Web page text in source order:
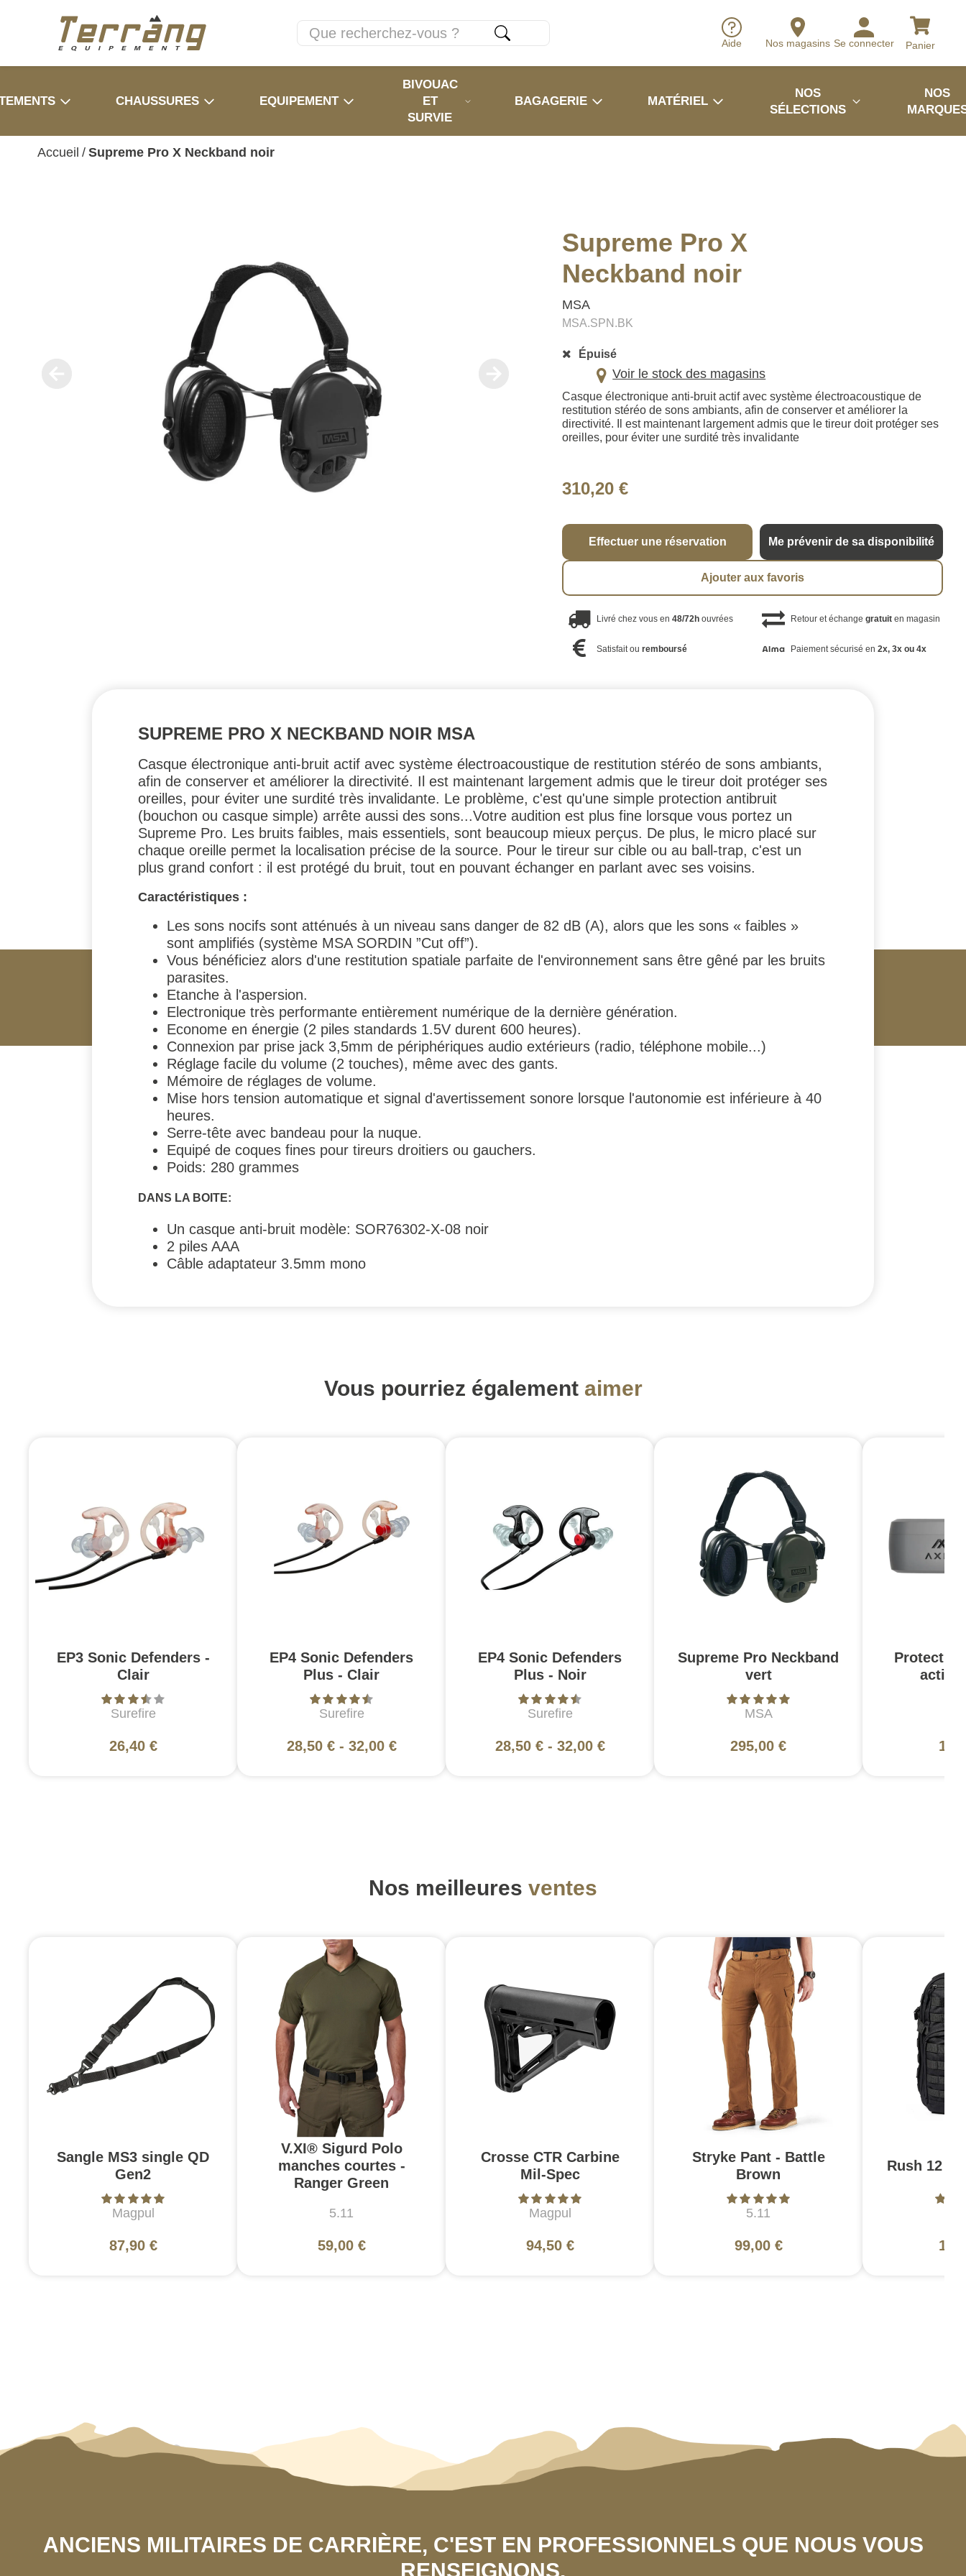
Aide Nos magasins Se connecter Panier
CHAUSSURES EQUIPEMENT
BIVOUAC
ET
SURVIE
BAGAGERIE MATÉRIEL
NOS
SÉLECTIONS
NOS
Accueil / Supreme Pro X Neckband noir
Supreme Pro X
Neckband noir
MSA
MSA.SPN.BK
Épuisé
Voir le stock des magasins
Casque électronique anti-bruit actif avec système électroacoustique de
restitution stéréo de sons ambiants, afin de conserver et améliorer la
directivité. Il est maintenant largement admis que le tireur doit protéger ses
oreilles, pour éviter une surdité très invalidante
310,20 €
Effectuer une réservation Me prévenir de sa disponibilité
Ajouter aux favoris
Livré chez vous en48/72h ouvrées Retour et échange gratuiten magasin
Satisfait ouremboursé Paiement sécurisé en 2x, 3x ou 4x
SUPREME PRO X NECKBAND NOIR MSA
Casque électronique anti-bruit actif avec système électroacoustique de restitution stéréo de sons ambiants,
afin de conserver et améliorer la directivité. Il est maintenant largement admis que le tireur doit protéger ses
oreilles, pour éviter une surdité très invalidante. Le problème, c'est qu'une simple protection antibruit
(bouchon ou casque simple) arrête aussi des sons...Votre audition est plus fine lorsque vous portez un
Supreme Pro. Les bruits faibles, mais essentiels, sont beaucoup mieux perçus. De plus, le micro placé sur
chaque oreille permet la localisation précise de la source. Pour le tireur sur cible ou au ball-trap, c'est un
plus grand confort : il est protégé du bruit, tout en pouvant échanger en parlant avec ses voisins.
Caractéristiques :
Les sons nocifs sont atténués à un niveau sans danger de 82 dB (A), alors que les sons « faibles »
sont amplifiés (système MSA SORDIN ”Cut off”).
Vous bénéficiez alors d'une restitution spatiale parfaite de l'environnement sans être gêné par les bruits
parasites.
Etanche à l'aspersion.
Electronique très performante entièrement numérique de la dernière génération.
Econome en énergie (2 piles standards 1.5V durent 600 heures).
Connexion par prise jack 3,5mm de périphériques audio extérieurs (radio, téléphone mobile...)
Réglage facile du volume (2 touches), même avec des gants.
Mémoire de réglages de volume.
Mise hors tension automatique et signal d'avertissement sonore lorsque l'autonomie est inférieure à 40
heures.
Serre-tête avec bandeau pour la nuque.
Equipé de coques fines pour tireurs droitiers ou gauchers.
Poids: 280 grammes
DANS LA BOITE:
Un casque anti-bruit modèle: SOR76302-X-08 noir
2 piles AAA
Câble adaptateur 3.5mm mono
Vous pourriez également aimer
EP3 Sonic Defenders -
Clair
Surefire
26,40 €
EP4 Sonic Defenders
Plus - Clair
Surefire
28,50 €- 32,00 €
EP4 Sonic Defenders
Plus - Noir
Surefire
28,50 €- 32,00 €
Supreme Pro Neckband
vert
MSA
295,00 €
Nos meilleures ventes
Sangle MS3 single QD
Gen2
Magpul
87,90 €
V.XI® Sigurd Polo
manches courtes -
Ranger Green
5.11
59,00 €
Crosse CTR Carbine
Mil-Spec
Magpul
94,50 €
Stryke Pant - Battle
Brown
5.11
99,00 €
Rush 12
ANCIENS MILITAIRES DE CARRIÈRE, C'EST EN PROFESSIONNELS QUE NOUS VOUS
RENSEIGNONS.